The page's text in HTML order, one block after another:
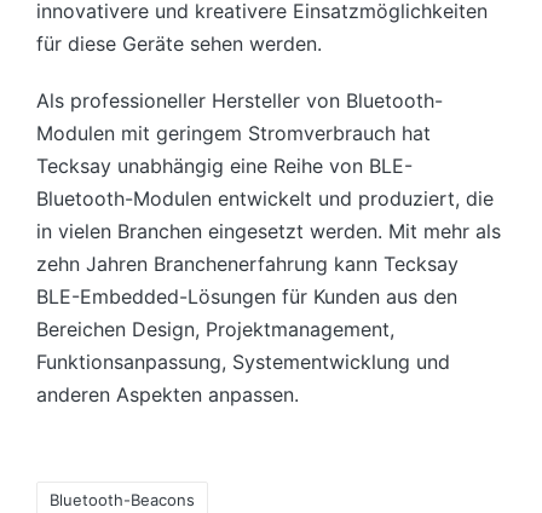
innovativere und kreativere Einsatzmöglichkeiten
für diese Geräte sehen werden.
Als professioneller Hersteller von Bluetooth-
Modulen mit geringem Stromverbrauch hat
Tecksay unabhängig eine Reihe von BLE-
Bluetooth-Modulen entwickelt und produziert, die
in vielen Branchen eingesetzt werden. Mit mehr als
zehn Jahren Branchenerfahrung kann Tecksay
BLE-Embedded-Lösungen für Kunden aus den
Bereichen Design, Projektmanagement,
Funktionsanpassung, Systementwicklung und
anderen Aspekten anpassen.
Bluetooth-Beacons